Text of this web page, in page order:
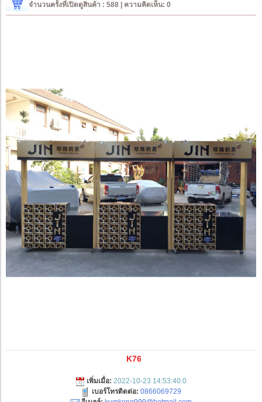
จำนวนครั้งที่เปิดดูสินค้า : 588 | ความคิดเห็น: 0
K76
เพิ่มเมื่อ: 2022-10-23 14:53:40.0
เบอร์โทรติดต่อ: 0866069729